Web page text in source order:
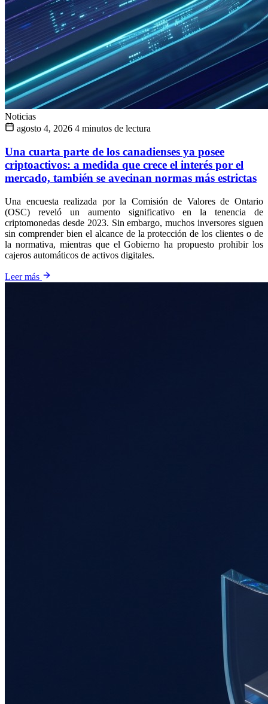
Noticias
agosto 4, 2026 4 minutos de lectura
Una cuarta parte de los canadienses ya posee
criptoactivos: a medida que crece el interés por el
mercado, también se avecinan normas más estrictas
Una encuesta realizada por la Comisión de Valores de Ontario
(OSC) reveló un aumento significativo en la tenencia de
criptomonedas desde 2023. Sin embargo, muchos inversores siguen
sin comprender bien el alcance de la protección de los clientes o de
la normativa, mientras que el Gobierno ha propuesto prohibir los
cajeros automáticos de activos digitales.
Leer más